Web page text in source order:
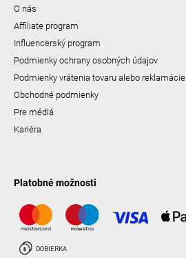
O nás
Affiliate program
Influencerský program
Podmienky ochrany osobných údajov
Podmienky vrátenia tovaru alebo reklamácie
Obchodné podmienky
Pre médiá
Kariéra
Platobné možnosti